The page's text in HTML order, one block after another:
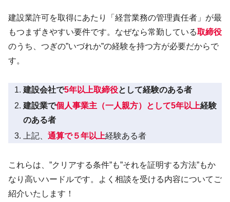
建設業許可を取得にあたり「経営業務の管理責任者」が最
もつまずきやすい要件です。なぜなら常勤している取締役
のうち、つぎの”いづれか”の経験を持つ方が必要だからで
す。
建設会社で5年以上取締役として経験のある者
建設業で個人事業主（一人親方）として5年以上経験
のある者
上記、通算で５年以上経験ある者
これらは、”クリアする条件”も”それを証明する方法”もか
なり高いハードルです。よく相談を受ける内容についてご
紹介いたします！